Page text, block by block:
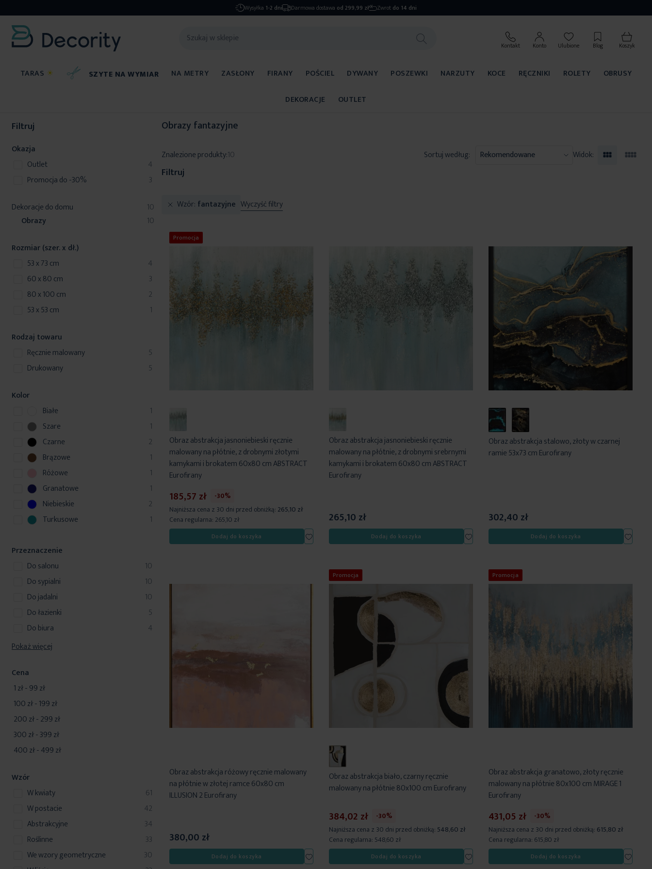
Wysyłka 1-2 dni Darmowa dostawa od 299,99 zł Zwrot do 14 dni
Kontakt Konto Ulubione Blog Koszyk
TARAS ☀ SZYTE NA WYMIAR NA METRY ZASŁONY FIRANY POŚCIEL DYWANY POSZEWKI NARZUTY KOCE RĘCZNIKI ROLETY
OBRUSY
DEKORACJE
OUTLET
Obrazy fantazyjne
Znalezione produkty:10 Sortuj według: Widok:
Filtruj
Wzór fantazyjne Wyczyść filtry
Promocja
Obraz abstrakcja jasnoniebieski ręcznie
malowany na płótnie, z drobnymi złotymi
kamykami i brokatem 60x80 cm ABSTRACT
Eurofirany
185,57 zł
-30%
Najniższa cena z 30 dni przed obniżką: 265,10 zł
Cena regularna: 265,10 zł
Dodaj do koszyka
Dodaj
do
Obraz abstrakcja jasnoniebieski ręcznie
malowany na płótnie, z drobnymi srebrnymi
kamykami i brokatem 60x80 cm ABSTRACT
Eurofirany
265,10 zł
Dodaj do koszyka
Dodaj
do
Obraz abstrakcja stalowo, złoty w czarnej
ramie 53x73 cm Eurofirany
302,40 zł
Dodaj do koszyka
Dodaj
do
Obraz abstrakcja różowy ręcznie malowany
na płótnie w złotej ramce 60x80 cm
ILLUSION 2 Eurofirany
380,00 zł
Dodaj do koszyka
Dodaj
do
Promocja
Obraz abstrakcja biało, czarny ręcznie
malowany na płótnie 80x100 cm Eurofirany
384,02 zł
-30%
Najniższa cena z 30 dni przed obniżką: 548,60 zł
Cena regularna: 548,60 zł
Dodaj do koszyka
Dodaj
do
Promocja
Obraz abstrakcja granatowo, złoty ręcznie
malowany na płótnie 80x100 cm MIRAGE 1
Eurofirany
431,05 zł
-30%
Najniższa cena z 30 dni przed obniżką: 615,80 zł
Cena regularna: 615,80 zł
Dodaj do koszyka
Dodaj
do
Filtruj
Okazja
Outlet
4
produkty
Promocja do -30%
3
produkty
Dekoracje do domu 10
produkty
Obrazy
10
produkty
Rozmiar (szer. x dł.)
53 x 73 cm
4
produkty
60 x 80 cm
3
produkty
80 x 100 cm
2
produkty
53 x 53 cm
1produkt
Rodzaj towaru
ręcznie malowany
5
produkty
drukowany
5
produkty
Kolor
Białe
1
p
r
d
u
k
Szare 1
p
r
d
u
k
Czarne 2
p
r
d
u
k
y
Brązowe 1
p
r
d
u
k
Różowe 1
p
r
d
u
Granatowe 1
p
r
d
k
Niebieskie 2
p
r
u
k
y
Turkusowe 1
p
d
u
k
t
Przeznaczenie
do salonu
10
produkty
do sypialni
10
produkty
do jadalni
10
produkty
do łazienki
5
produkty
do biura
4
produkty
Pokaż więcej
Cena
1 zł-99 zł
100 zł-199 zł
200 zł-299 zł
300 zł-399 zł
400 zł-499 zł
Wzór
w kwiaty
61
produkty
w postacie
42
produkty
abstrakcyjne
34
produkty
roślinne
33
produkty
we wzory geometryczne
30
produkty